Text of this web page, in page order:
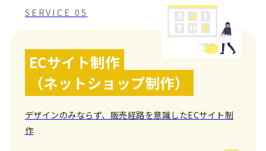
SERVICE 05
ECサイト制作
（ネットショップ制作）
デザインのみならず、販売経路を意識したECサイト制
作